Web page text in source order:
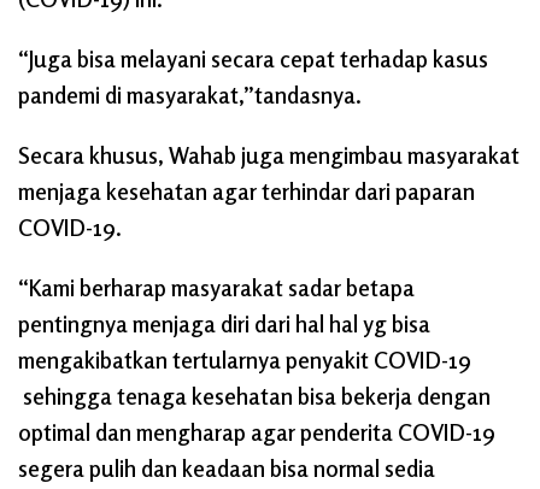
“Juga bisa melayani secara cepat terhadap kasus
pandemi di masyarakat,”tandasnya.
Secara khusus, Wahab juga mengimbau masyarakat
menjaga kesehatan agar terhindar dari paparan
COVID-19.
“Kami berharap masyarakat sadar betapa
pentingnya menjaga diri dari hal hal yg bisa
mengakibatkan tertularnya penyakit COVID-19
sehingga tenaga kesehatan bisa bekerja dengan
optimal dan mengharap agar penderita COVID-19
segera pulih dan keadaan bisa normal sedia